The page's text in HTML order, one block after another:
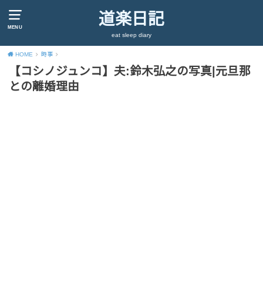
MENU 道楽日記
eat sleep diary
HOME 時事
【コシノジュンコ】夫:鈴木弘之の写真|元旦那
との離婚理由